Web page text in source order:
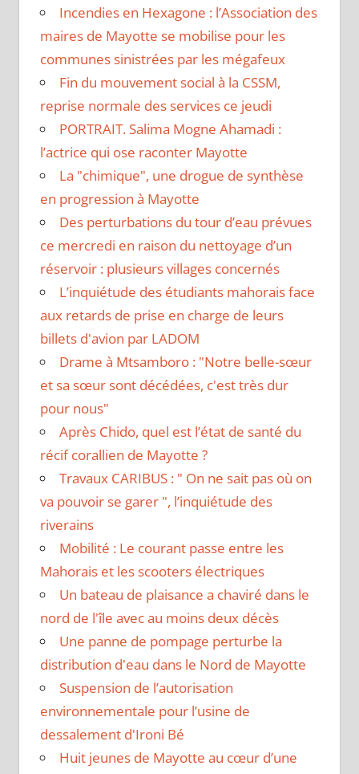
Incendies en Hexagone : l’Association des
maires de Mayotte se mobilise pour les
communes sinistrées par les mégafeux
Fin du mouvement social à la CSSM,
reprise normale des services ce jeudi
PORTRAIT. Salima Mogne Ahamadi :
l’actrice qui ose raconter Mayotte
La "chimique", une drogue de synthèse
en progression à Mayotte
Des perturbations du tour d’eau prévues
ce mercredi en raison du nettoyage d’un
réservoir : plusieurs villages concernés
L’inquiétude des étudiants mahorais face
aux retards de prise en charge de leurs
billets d'avion par LADOM
Drame à Mtsamboro : "Notre belle-sœur
et sa sœur sont décédées, c'est très dur
pour nous"
Après Chido, quel est l’état de santé du
récif corallien de Mayotte ?
Travaux CARIBUS : " On ne sait pas où on
va pouvoir se garer ", l’inquiétude des
riverains
Mobilité : Le courant passe entre les
Mahorais et les scooters électriques
Un bateau de plaisance a chaviré dans le
nord de l'île avec au moins deux décès
Une panne de pompage perturbe la
distribution d'eau dans le Nord de Mayotte
Suspension de l’autorisation
environnementale pour l’usine de
dessalement d'Ironi Bé
Huit jeunes de Mayotte au cœur d’une